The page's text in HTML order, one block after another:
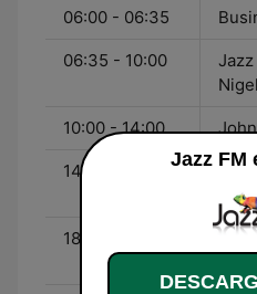
06:00 - 06:35
06:35 - 10:00
10:00 - 14:00
14:00 - 18:00
18:00 - 19:00
Jazz FM